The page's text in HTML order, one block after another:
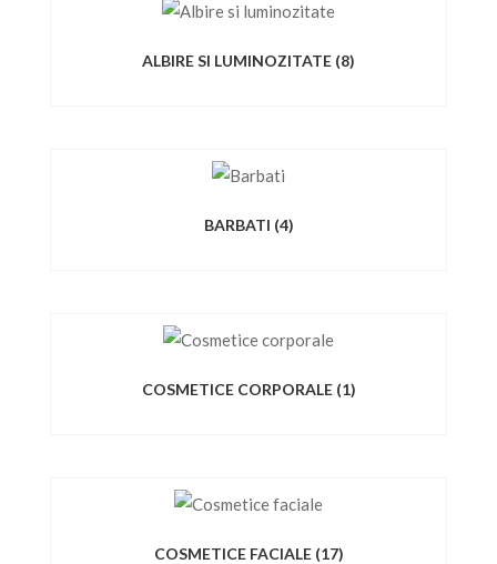
ALBIRE SI LUMINOZITATE (8)
BARBATI (4)
COSMETICE CORPORALE (1)
COSMETICE FACIALE (17)